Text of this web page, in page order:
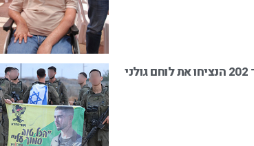
'הכול טוב, סמוך עליי': לוחמי גדוד 202 הנציחו את לוחם גולני